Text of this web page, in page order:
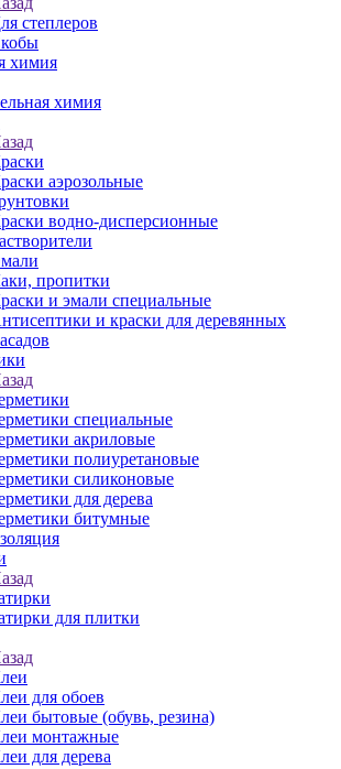
степлеров
химия
химия
аэрозольные
водно-дисперсионные
пропитки
и эмали специальные
и краски для деревянных
специальные
акриловые
полиуретановые
силиконовые
для дерева
битумные
для плитки
для обоев
бытовые (обувь, резина)
монтажные
для дерева